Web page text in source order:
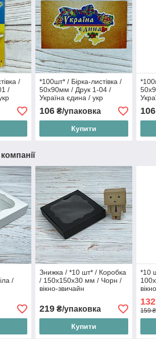
/
/
*100шт* / Бірка-листівка /
50х90мм / Друк 1-04 /
Україна єдина / укр
106₴/упаковка
Купити
106
/
Знижка / *10 шт* / Коробка
/ 150х150х30 мм / Чорн /
вікно-звичайн
219₴/упаковка
Купити
*10
132
159